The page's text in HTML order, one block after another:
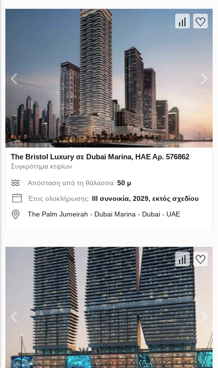
The Bristol Luxury σε Dubai Marina, ΗΑΕ Αρ. 576862
Συγκρότημα κτιρίων
Απόσταση από τη θάλασσα:50 μ
Έτος ολοκλήρωσης: III συνοικία, 2029, εκτός σχεδίου
The Palm Jumeirah - Dubai Marina - Dubai - UAE